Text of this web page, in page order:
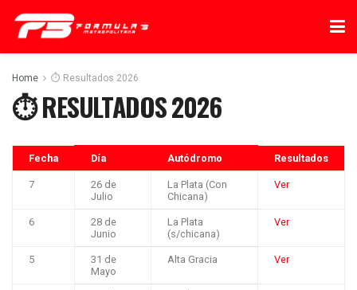
Home ⏱ Resultados 2026
⏱ RESULTADOS 2026
Fecha Día Autódromo Resultados
7
26 de
Julio
La Plata (Con
Chicana)
Ver
6
28 de
Junio
La Plata
(s/chicana)
Ver
5
31 de
Mayo
Alta Gracia Ver